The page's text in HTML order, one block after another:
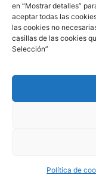
en “Mostrar detalles”
aceptar todas las
las cookies no
casillas de las cookies
Selección”
Política de
Política de
2024 Zielo